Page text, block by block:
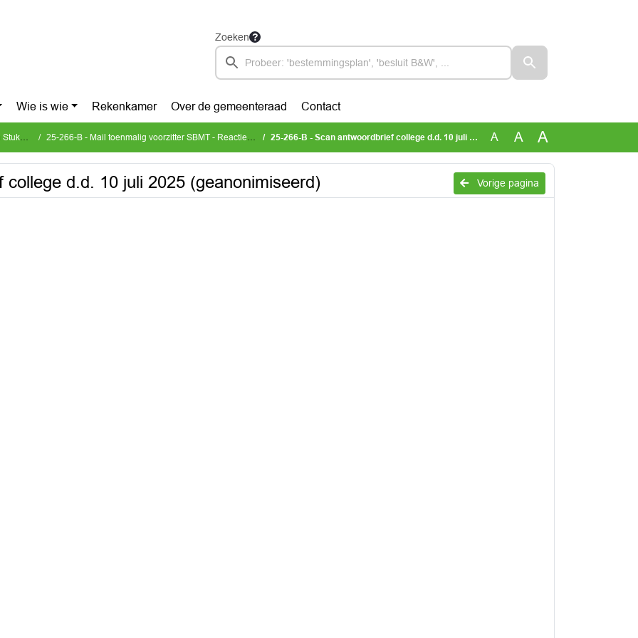
Zoeken
Wie is wie Rekenkamer Over de gemeenteraad Contact
(LIST) 25-266-B - Mail toenmalig voorzitter SBMT - Reactie op antwoordbrief college 25-266-B - Scan antwoordbrief college d.d. 10 juli 2025 (geanonimiseerd) A A A
Vorige pagina
d.d. 10 juli 2025 (geanonimiseerd)